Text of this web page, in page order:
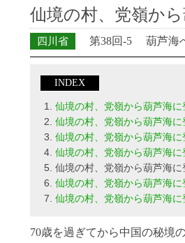
仙境の村、党嶺か
四川省 第38回-5 葫芦海
INDEX
仙境の村、党嶺から葫芦海
仙境の村、党嶺から葫芦海に
仙境の村、党嶺から葫芦海に
仙境の村、党嶺から葫芦海に
仙境の村、党嶺から葫芦海に
仙境の村、党嶺から葫芦海に
仙境の村、党嶺から葫芦海に
70歳を過ぎてから中国の秘境